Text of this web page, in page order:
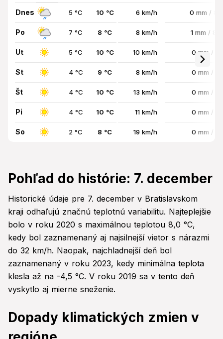
Dnes 5 °C 10 °C 6 km/h 0 mm /
Po 7 °C 8 °C 8 km/h 1 mm /
Ut 5 °C 10 °C 10 km/h 0 mm /
St 4 °C 9 °C 8 km/h 0 mm /
Št 4 °C 10 °C 13 km/h 0 mm /
Pi 4 °C 10 °C 11 km/h 0 mm /
So 2 °C 8 °C 19 km/h 0 mm /
Pohľad do histórie: 7. december
Historické údaje pre 7. december v Bratislavskom
kraji odhaľujú značnú teplotnú variabilitu. Najteplejšie
bolo v roku 2020 s maximálnou teplotou 8,0 °C,
kedy bol zaznamenaný aj najsilnejší vietor s nárazmi
do 32 km/h. Naopak, najchladnejší deň bol
zaznamenaný v roku 2023, kedy minimálna teplota
klesla až na -4,5 °C. V roku 2019 sa v tento deň
vyskytlo aj mierne sneženie.
Dopady klimatických zmien v